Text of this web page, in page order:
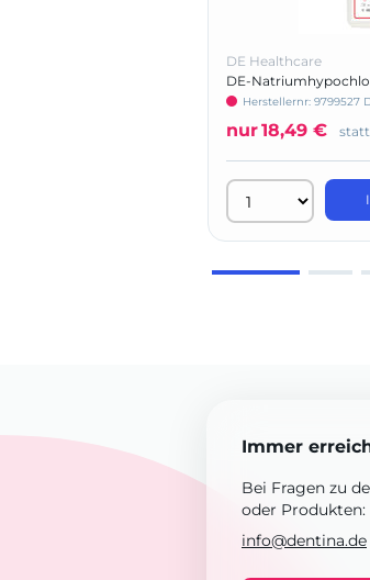
DE Healthcare
DE-
Herstellernr: 9799527
nur18,49 € statt
Immer
Bei Fragen zu
oder Produkten:
info@dentina.de